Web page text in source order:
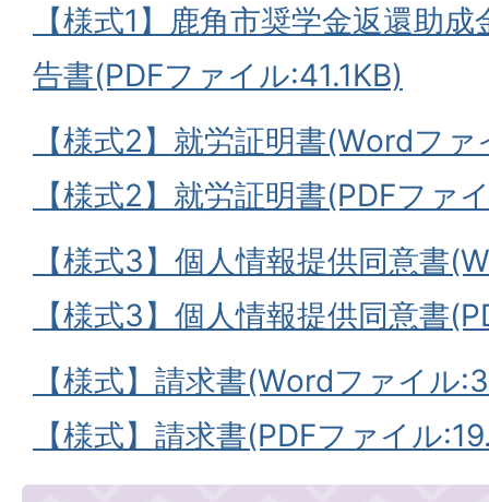
【様式1】鹿角市奨学金返還助
告書(PDFファイル:41.1KB)
【様式2】就労証明書(Wordフ
【様式2】就労証明書(PDFファ
【様式3】個人情報提供同意書
【様式3】個人情報提供同意書
【様式】請求書(Wordファイル
【様式】請求書(PDFファイル